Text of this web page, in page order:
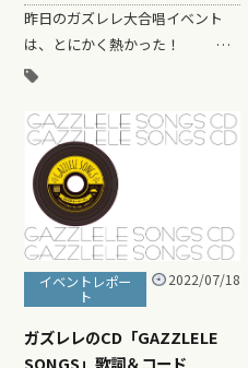
昨日のガズレレ大合唱イベント
は、とにかく熱かった！ …
イベントレポー
ト
2022/07/18
ガズレレのCD「GAZZLELE